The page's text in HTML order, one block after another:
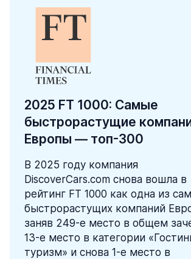
2025 FT 1000: Самые
быстрорастущие
Европы — топ-300
В 2025 году компания
DiscoverCars.com снова вошла в
рейтинг FT 1000 как одна из
быстрорастущих компаний
заняв 249-е место в общем
13-е место в категории
туризм» и снова 1-е место в